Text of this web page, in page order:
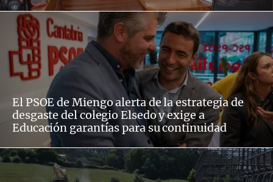
El PSOE de Miengo alerta de la estrategia de
desgaste del colegio Elsedo y exige a
Educación garantías para su continuidad